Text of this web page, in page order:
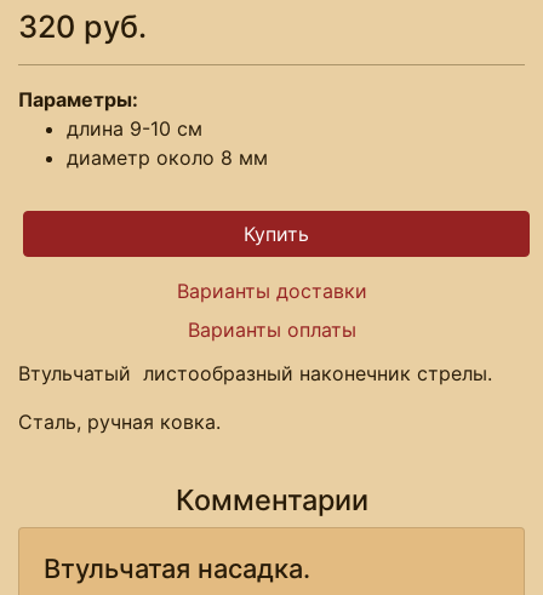
320 руб.
Параметры:
длина 9-10 см
диаметр около 8 мм
Варианты доставки
Варианты оплаты
Втульчатый листообразный наконечник стрелы.
Сталь, ручная ковка.
Комментарии
Втульчатая насадка.